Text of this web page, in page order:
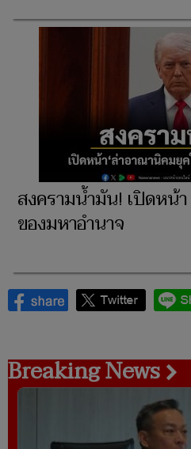
สงครามน้ำมัน! เปิดหน้
ของมหาอำนาจ
Breaking News